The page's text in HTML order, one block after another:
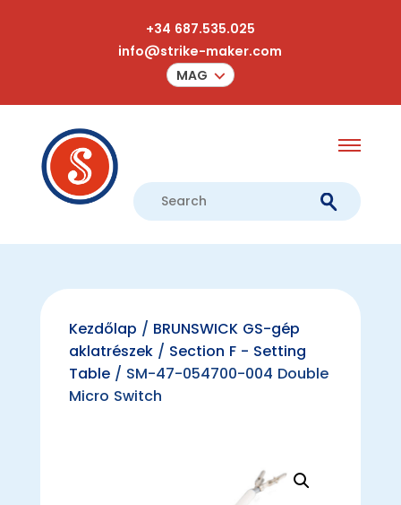
+34 687.535.025
info@strike-maker.com
MAG
Kezdőlap / BRUNSWICK GS-gép
aklatrészek/ Section F - Setting
Table/ SM-47-054700-004 Double
Micro Switch